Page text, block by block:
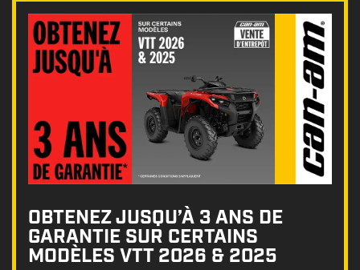
OBTENEZ JUSQU’À 3 ANS DE
GARANTIE SUR CERTAINS
MODÈLES VTT 2026 & 2025